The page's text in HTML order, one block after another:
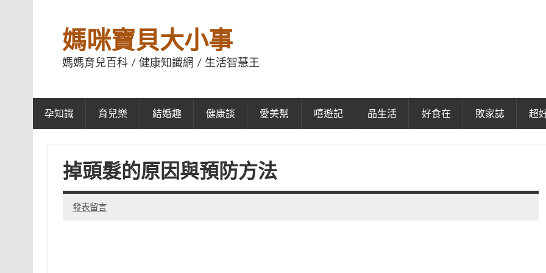
媽咪寶貝大小事
媽媽育兒百科 / 健康知識網 / 生活智慧王
孕知識 育兒樂 結婚趣 健康談 愛美幫 嘻遊記 品生活 好食在 敗家誌 超
掉頭髮的原因與預防方法
發表留言